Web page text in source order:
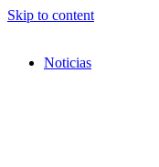
Skip to content
Noticias